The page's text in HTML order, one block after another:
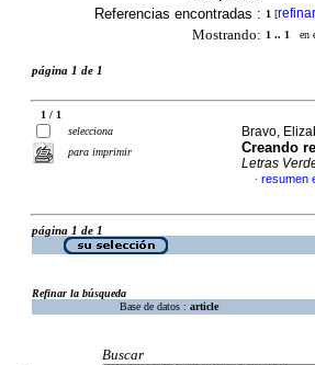
Referencias encontradas : 1 [refinar
Mostrando: 1 .. 1 en
página 1 de 1
1 / 1
selecciona
para imprimir
Bravo,
Creando
Letras
· resumen
página 1 de 1
Refinar la búsqueda
Base de datos : article
Buscar